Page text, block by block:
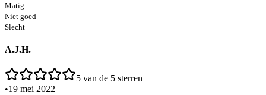
Matig
Niet goed
Slecht
A.J.H.
5 van de 5 sterren
•19 mei 2022